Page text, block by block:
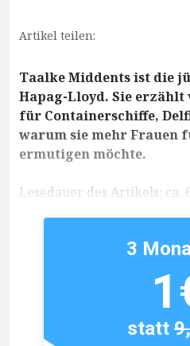
Artikel teilen:
Taalke Middents ist die
Hapag-Lloyd. Sie
für Containerschiffe,
warum sie mehr Frauen
ermutigen möchte.
Lesedauer des Artikels: ca.
3
statt